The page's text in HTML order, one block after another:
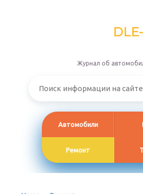
Журнал об
Автомобили
Ремонт